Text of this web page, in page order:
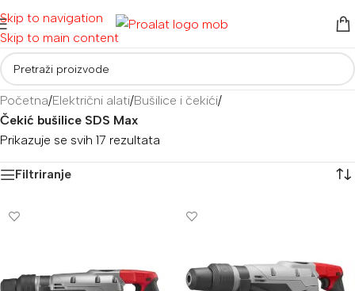
Skip to navigation
Skip to main content
Početna/Električni alati/Bušilice i čekići/
Čekić bušilice SDS Max
Prikazuje se svih 17 rezultata
Filtriranje